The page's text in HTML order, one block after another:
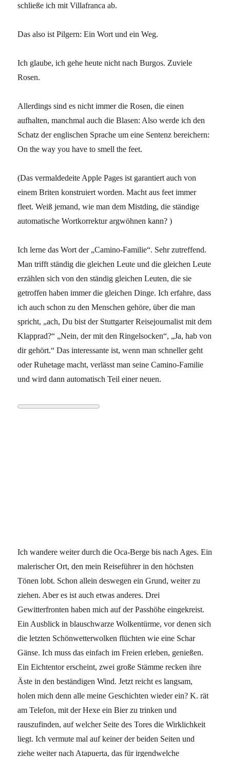
schließe ich mit Villafranca ab.
Das also ist Pilgern: Ein Wort und ein Weg.
Ich glaube, ich gehe heute nicht nach Burgos. Zuviele
Rosen.
Allerdings sind es nicht immer die Rosen, die einen
aufhalten, manchmal auch die Blasen: Also werde ich den
Schatz der englischen Sprache um eine Sentenz bereichern:
On the way you have to smell the feet.
(Das vermaldedeite Apple Pages ist garantiert auch von
einem Briten konstruiert worden. Macht aus feet immer
fleet. Weiß jemand, wie man dem Mistding, die ständige
automatische Wortkorrektur argwöhnen kann? )
Ich lerne das Wort der „Camino-Familie“. Sehr zutreffend.
Man trifft ständig die gleichen Leute und die gleichen Leute
erzählen sich von den ständig gleichen Leuten, die sie
getroffen haben immer die gleichen Dinge. Ich erfahre, dass
ich auch schon zu den Menschen gehöre, über die man
spricht, „ach, Du bist der Stuttgarter Reisejournalist mit dem
Klapprad?“ „Nein, der mit den Ringelsocken“, „Ja, hab von
dir gehört.“ Das interessante ist, wenn man schneller geht
oder Ruhetage macht, verlässt man seine Camino-Familie
und wird dann automatisch Teil einer neuen.
Ich wandere weiter durch die Oca-Berge bis nach Ages. Ein
malerischer Ort, den mein Reiseführer in den höchsten
Tönen lobt. Schon allein deswegen ein Grund, weiter zu
ziehen. Aber es ist auch etwas anderes. Drei
Gewitterfronten haben mich auf der Passhöhe eingekreist.
Ein Ausblick in blauschwarze Wolkentürme, vor denen sich
die letzten Schönwetterwolken flüchten wie eine Schar
Gänse. Ich muss das einfach im Freien erleben, genießen.
Ein Eichtentor erscheint, zwei große Stämme recken ihre
Äste in den beständigen Wind. Jetzt reicht es langsam,
holen mich denn alle meine Geschichten wieder ein? K. rät
am Telefon, mit der Hexe ein Bier zu trinken und
rauszufinden, auf welcher Seite des Tores die Wirklichkeit
liegt. Ich vermute mal auf keiner der beiden Seiten und
ziehe weiter nach Atapuerta, das für irgendwelche